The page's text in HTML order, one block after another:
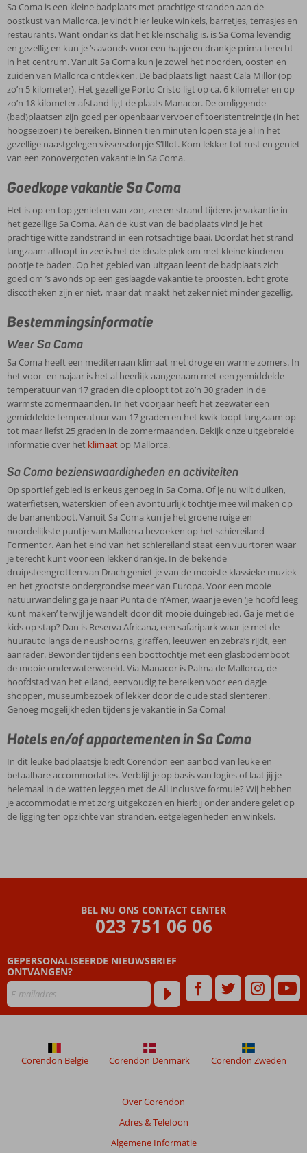
Sa Coma is een kleine badplaats met prachtige stranden aan de
oostkust van Mallorca. Je vindt hier leuke winkels, barretjes, terrasjes en
restaurants. Want ondanks dat het kleinschalig is, is Sa Coma levendig
en gezellig en kun je ’s avonds voor een hapje en drankje prima terecht
in het centrum. Vanuit Sa Coma kun je zowel het noorden, oosten en
zuiden van Mallorca ontdekken. De badplaats ligt naast Cala Millor (op
zo’n 5 kilometer). Het gezellige Porto Cristo ligt op ca. 6 kilometer en op
zo’n 18 kilometer afstand ligt de plaats Manacor. De omliggende
(bad)plaatsen zijn goed per openbaar vervoer of toeristentreintje (in het
hoogseizoen) te bereiken. Binnen tien minuten lopen sta je al in het
gezellige naastgelegen vissersdorpje S’Illot. Kom lekker tot rust en geniet
van een zonovergoten vakantie in Sa Coma.
Goedkope vakantie Sa Coma
Het is op en top genieten van zon, zee en strand tijdens je vakantie in
het gezellige Sa Coma. Aan de kust van de badplaats vind je het
prachtige witte zandstrand in een rotsachtige baai. Doordat het strand
langzaam afloopt in zee is het de ideale plek om met kleine kinderen
pootje te baden. Op het gebied van uitgaan leent de badplaats zich
goed om ’s avonds op een geslaagde vakantie te proosten. Echt grote
discotheken zijn er niet, maar dat maakt het zeker niet minder gezellig.
Bestemmingsinformatie
Weer Sa Coma
Sa Coma heeft een mediterraan klimaat met droge en warme zomers. In
het voor- en najaar is het al heerlijk aangenaam met een gemiddelde
temperatuur van 17 graden die oploopt tot zo’n 30 graden in de
warmste zomermaanden. In het voorjaar heeft het zeewater een
gemiddelde temperatuur van 17 graden en het kwik loopt langzaam op
tot maar liefst 25 graden in de zomermaanden. Bekijk onze uitgebreide
informatie over het klimaatop Mallorca.
Sa Coma bezienswaardigheden en activiteiten
Op sportief gebied is er keus genoeg in Sa Coma. Of je nu wilt duiken,
waterfietsen, waterskiën of een avontuurlijk tochtje mee wil maken op
de bananenboot. Vanuit Sa Coma kun je het groene ruige en
noordelijkste puntje van Mallorca bezoeken op het schiereiland
Formentor. Aan het eind van het schiereiland staat een vuurtoren waar
je terecht kunt voor een lekker drankje. In de bekende
druipsteengrotten van Drach geniet je van de mooiste klassieke muziek
en het grootste ondergrondse meer van Europa. Voor een mooie
natuurwandeling ga je naar Punta de n’Amer, waar je even ‘je hoofd leeg
kunt maken’ terwijl je wandelt door dit mooie duingebied. Ga je met de
kids op stap? Dan is Reserva Africana, een safaripark waar je met de
huurauto langs de neushoorns, giraffen, leeuwen en zebra’s rijdt, een
aanrader. Bewonder tijdens een boottochtje met een glasbodemboot
de mooie onderwaterwereld. Via Manacor is Palma de Mallorca, de
hoofdstad van het eiland, eenvoudig te bereiken voor een dagje
shoppen, museumbezoek of lekker door de oude stad slenteren.
Genoeg mogelijkheden tijdens je vakantie in Sa Coma!
Hotels en/of appartementen in Sa Coma
In dit leuke badplaatsje biedt Corendon een aanbod van leuke en
betaalbare accommodaties. Verblijf je op basis van logies of laat jij je
helemaal in de watten leggen met de All Inclusive formule? Wij hebben
je accommodatie met zorg uitgekozen en hierbij onder andere gelet op
de ligging ten opzichte van stranden, eetgelegenheden en winkels.
BEL NU ONS CONTACT CENTER
023 751 06 06
GEPERSONALISEERDE NIEUWSBRIEF
ONTVANGEN?
Over Corendon
Adres & Telefoon
Algemene Informatie
Corendon België Corendon Denmark Corendon Zweden